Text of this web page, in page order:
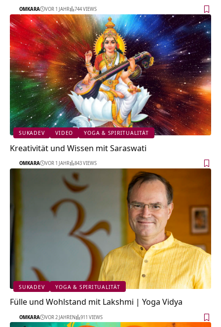
OMKARA VOR 1 JAHR 744 VIEWS
SUKADEV VIDEO YOGA & SPIRITUALITÄT
Kreativität und Wissen mit Saraswati
OMKARA VOR 1 JAHR 843 VIEWS
SUKADEV YOGA & SPIRITUALITÄT
Fülle und Wohlstand mit Lakshmi | Yoga Vidya
OMKARA VOR 2 JAHREN 911 VIEWS